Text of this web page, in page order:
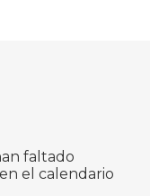
faltado
el calendario